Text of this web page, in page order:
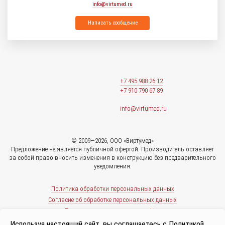
info@virtumed.ru
Написать сообщение
+7 495 988-26-12
+7 910 790 67 89
info@virtumed.ru
© 2009—2026, ООО «Виртумед»
Предложение не является публичной офертой. Производитель оставляет
за собой право вносить изменения в конструкцию без предварительного
уведомления.
Политика обработки персональных данных
Согласие об обработке персональных данных
Политика использования cookies